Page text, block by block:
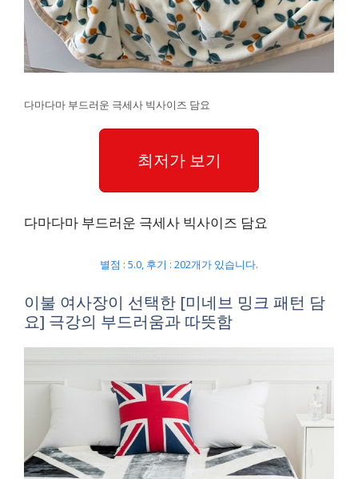
다마다마 부드러운 극세사 빅사이즈 담요
최저가 보기
다마다마 부드러운 극세사 빅사이즈 담요
별점 : 5.0, 후기 : 202개가 있습니다.
이불 여사장이 선택한 [미네브 밍크 패턴 담
요] 극강의 부드러움과 따뜻함